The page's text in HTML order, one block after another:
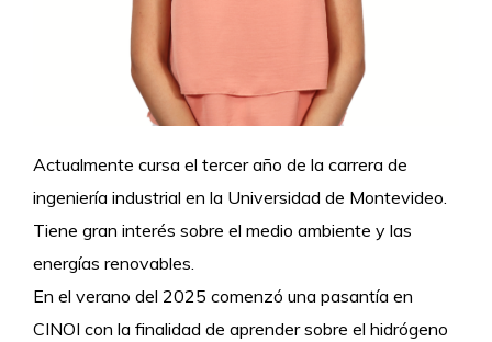
Actualmente cursa el tercer año de la carrera de
ingeniería industrial en la Universidad de Montevideo.
Tiene gran interés sobre el medio ambiente y las
energías renovables.
En el verano del 2025 comenzó una pasantía en
CINOI con la finalidad de aprender sobre el hidrógeno